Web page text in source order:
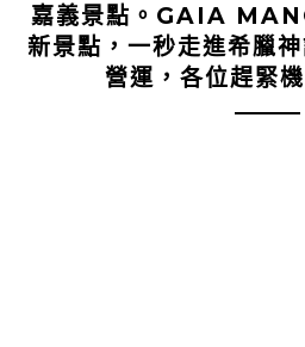
嘉義景點。GAIA
新景點，一秒走進希臘
營運，各位趕緊